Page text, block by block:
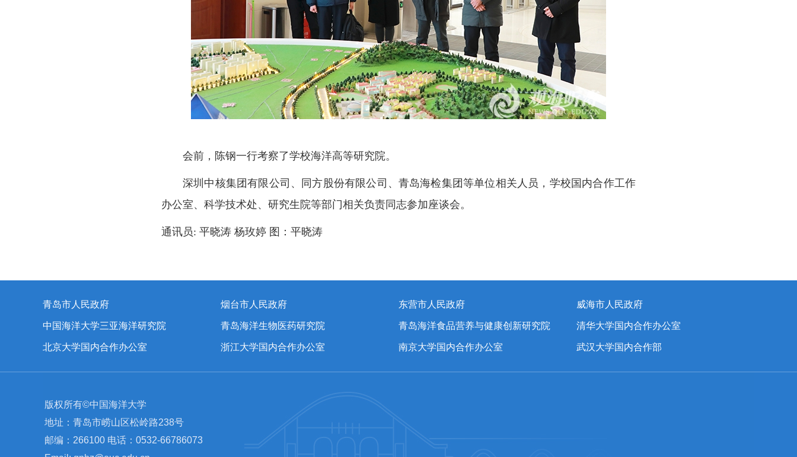
会前，陈钢一行考察了学校海洋高等研究院。
深圳中核集团有限公司、同方股份有限公司、青岛海检集团等单位相关人员，学校国内合作工作
办公室、科学技术处、研究生院等部门相关负责同志参加座谈会。
通讯员: 平晓涛 杨玫婷 图：平晓涛
青岛市人民政府 烟台市人民政府 东营市人民政府 威海市人民政府
中国海洋大学三亚海洋研究院 青岛海洋生物医药研究院 青岛海洋食品营养与健康创新研究院 清华大学国内合作办公室
北京大学国内合作办公室 浙江大学国内合作办公室 南京大学国内合作办公室 武汉大学国内合作部
版权所有©中国海洋大学
地址：青岛市崂山区松岭路238号
邮编：266100 电话：0532-66786073